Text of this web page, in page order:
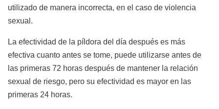
utilizado de manera incorrecta, en el caso de violencia
sexual.
La efectividad de la píldora del día después es más
efectiva cuanto antes se tome, puede utilizarse antes de
las primeras 72 horas después de mantener la relación
sexual de riesgo, pero su efectividad es mayor en las
primeras 24 horas.